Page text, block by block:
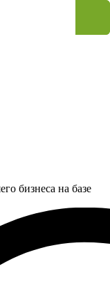
бизнеса на базе